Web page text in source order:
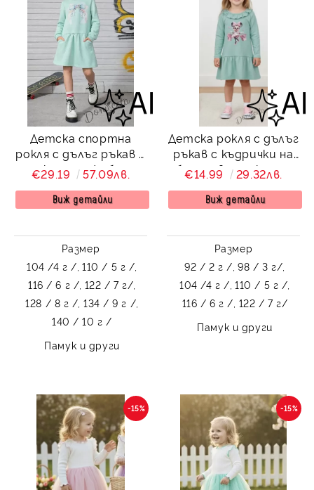
Детска спортна
рокля с дълъг ръкав в
тюркоаз с джобчета
€29.19 57.09лв.
Виж детайли
Размер
104 /4 г /, 110 / 5 г /,
116 / 6 г /, 122 / 7 г/,
128 / 8 г /, 134 / 9 г /,
140 / 10 г /
Памук и други
Детска рокля с дълъг
ръкав с къдрички на
бието в тюркоаз с
любим герой
€14.99 29.32лв.
Виж детайли
Размер
92 / 2 г /, 98 / 3 г/,
104 /4 г /, 110 / 5 г /,
116 / 6 г /, 122 / 7 г/
Памук и други
-15% -15%